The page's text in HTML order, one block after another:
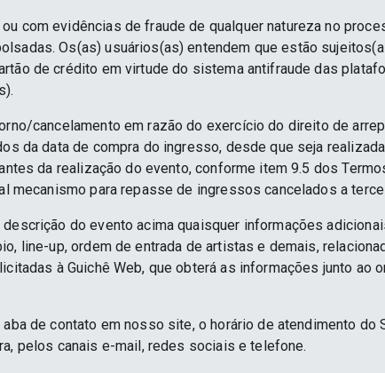
com evidências de fraude de qualquer natureza no
Os(as) usuários(as) entendem que estão
de crédito em virtude do sistema antifraude das
cancelamento em razão do exercício do direito de
da data de compra do ingresso, desde que seja
da realização do evento, conforme item 9.5 dos
mecanismo para repasse de ingressos cancelados a
descrição do evento acima quaisquer informações
line-up, ordem de entrada de artistas e demais,
à Guichê Web, que obterá as informações junto ao
de contato em nosso site, o horário de atendimento do
pelos canais e-mail, redes sociais e telefone.